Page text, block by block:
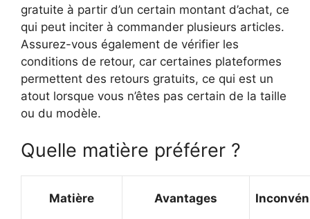
gratuite à partir d’un certain montant d’achat, ce
qui peut inciter à commander plusieurs articles.
Assurez-vous également de vérifier les
conditions de retour, car certaines plateformes
permettent des retours gratuits, ce qui est un
atout lorsque vous n’êtes pas certain de la taille
ou du modèle.
Quelle matière préférer ?
Matière Avantages